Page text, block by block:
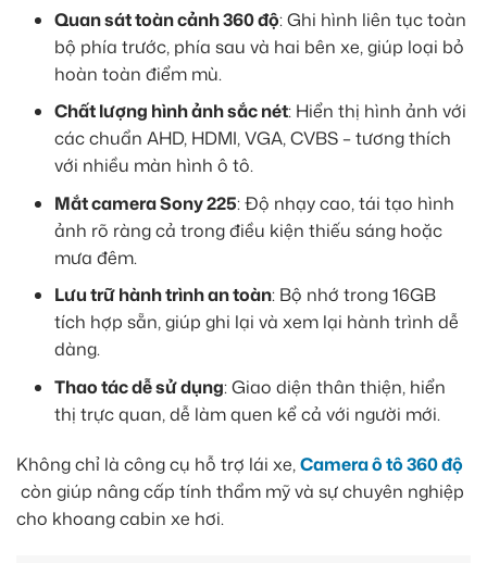
Quan sát toàn cảnh 360 độ: Ghi hình liên tục toàn
bộ phía trước, phía sau và hai bên xe, giúp loại bỏ
hoàn toàn điểm mù.
Chất lượng hình ảnh sắc nét: Hiển thị hình ảnh với
các chuẩn AHD, HDMI, VGA, CVBS – tương thích
với nhiều màn hình ô tô.
Mắt camera Sony 225: Độ nhạy cao, tái tạo hình
ảnh rõ ràng cả trong điều kiện thiếu sáng hoặc
mưa đêm.
Lưu trữ hành trình an toàn: Bộ nhớ trong 16GB
tích hợp sẵn, giúp ghi lại và xem lại hành trình dễ
dàng.
Thao tác dễ sử dụng: Giao diện thân thiện, hiển
thị trực quan, dễ làm quen kể cả với người mới.
Không chỉ là công cụ hỗ trợ lái xe,Camera ô tô 360 độ
còn giúp nâng cấp tính thẩm mỹ và sự chuyên nghiệp
cho khoang cabin xe hơi.